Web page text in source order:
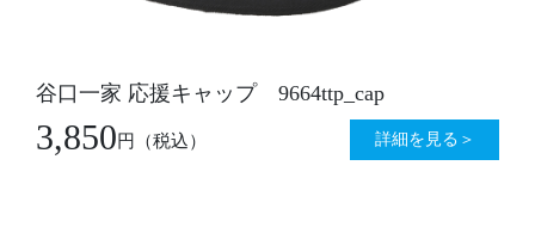
谷口一家 応援キャップ 9664ttp_cap
3,850円 （税込） 詳細を見る＞